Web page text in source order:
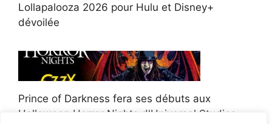
Lollapalooza 2026 pour Hulu et Disney+
dévoilée
Prince of Darkness fera ses débuts aux
Halloween Horror Nights d'Universal Studios